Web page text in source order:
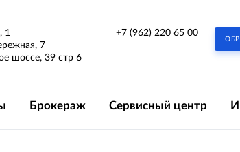
1
7
шоссе, 39 стр 6
+7 (962) 220 65 00
Брокераж Сервисный центр